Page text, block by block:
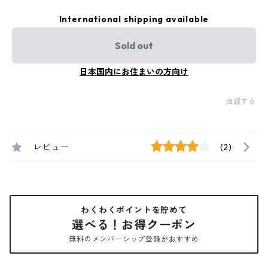
International shipping available
Sold out
日本国内にお住まいの方向け
通報する
レビュー (2)
わくわくポイントを貯めて
選べる！お得クーポン
無料のメンバーシップ登録がおすすめ